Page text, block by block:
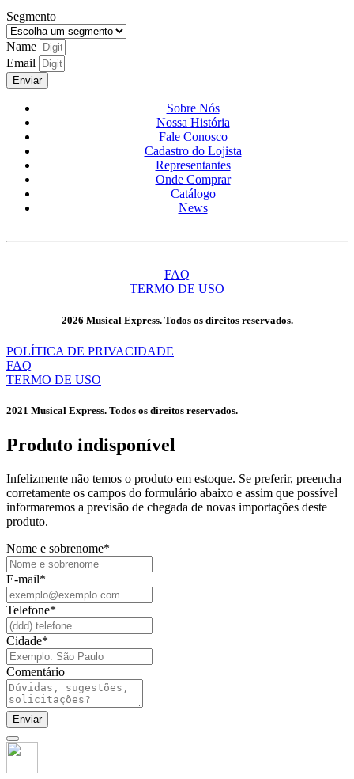
Segmento
Name
Email
Enviar
Sobre Nós
Nossa História
Fale Conosco
Cadastro do Lojista
Representantes
Onde Comprar
Catálogo
News
FAQ
TERMO DE USO
2026 Musical Express. Todos os direitos reservados.
POLÍTICA DE PRIVACIDADE
FAQ
TERMO DE USO
2021 Musical Express. Todos os direitos reservados.
Produto indisponível​
Infelizmente não temos o produto em estoque. Se preferir, preencha
corretamente os campos do formulário abaixo e assim que possível
informaremos a previsão de chegada de novas importações deste
produto.
Nome e sobrenome*
E-mail*
Telefone*
Cidade*
Comentário
Enviar